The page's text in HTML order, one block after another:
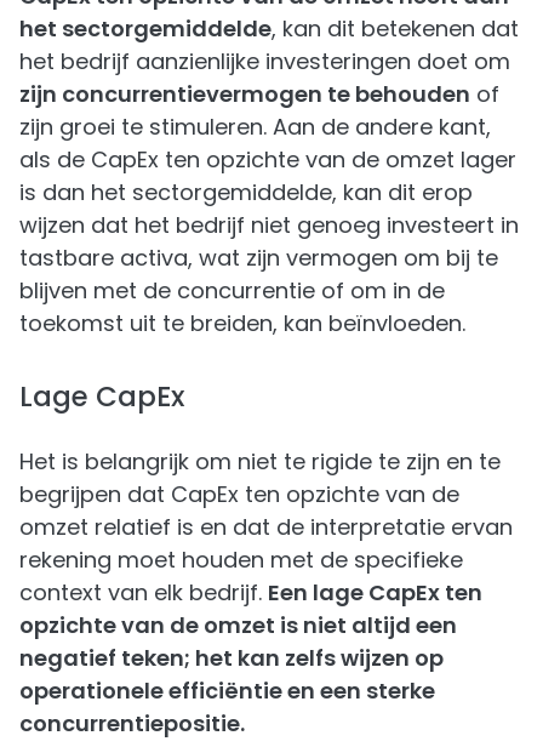
het sectorgemiddelde, kan dit betekenen dat
het bedrijf aanzienlijke investeringen doet om
zijn concurrentievermogen te behouden of
zijn groei te stimuleren. Aan de andere kant,
als de CapEx ten opzichte van de omzet lager
is dan het sectorgemiddelde, kan dit erop
wijzen dat het bedrijf niet genoeg investeert in
tastbare activa, wat zijn vermogen om bij te
blijven met de concurrentie of om in de
toekomst uit te breiden, kan beïnvloeden.
Lage CapEx
Het is belangrijk om niet te rigide te zijn en te
begrijpen dat CapEx ten opzichte van de
omzet relatief is en dat de interpretatie ervan
rekening moet houden met de specifieke
context van elk bedrijf. Een lage CapEx ten
opzichte van de omzet is niet altijd een
negatief teken; het kan zelfs wijzen op
operationele efficiëntie en een sterke
concurrentiepositie.